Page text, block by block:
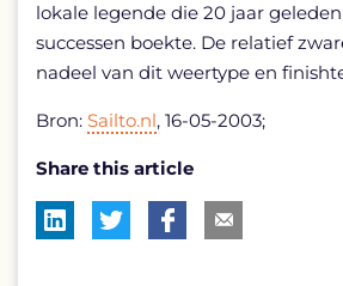
lokale legende die 20 jaar
successen boekte. De relatief
nadeel van dit weertype en
Bron: Sailto.nl, 16-05-2003;
Share this article